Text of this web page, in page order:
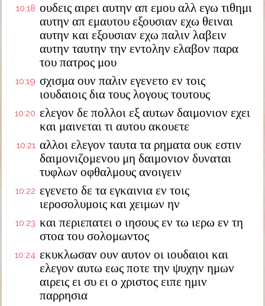
10:18 ουδεις αιρει αυτην απ εμου αλλ εγω τιθημι
αυτην απ εμαυτου εξουσιαν εχω θειναι
αυτην και εξουσιαν εχω παλιν λαβειν
αυτην ταυτην την εντολην ελαβον παρα
του πατρος μου
10:19 σχισμα ουν παλιν εγενετο εν τοις
ιουδαιοις δια τους λογους τουτους
10:20 ελεγον δε πολλοι εξ αυτων δαιμονιον εχει
και μαινεται τι αυτου ακουετε
10:21 αλλοι ελεγον ταυτα τα ρηματα ουκ εστιν
δαιμονιζομενου μη δαιμονιον δυναται
τυφλων οφθαλμους ανοιγειν
10:22 εγενετο δε τα εγκαινια εν τοις
ιεροσολυμοις και χειμων ην
10:23 και περιεπατει ο ιησους εν τω ιερω εν τη
στοα του σολομωντος
10:24 εκυκλωσαν ουν αυτον οι ιουδαιοι και
ελεγον αυτω εως ποτε την ψυχην ημων
αιρεις ει συ ει ο χριστος ειπε ημιν
παρρησια